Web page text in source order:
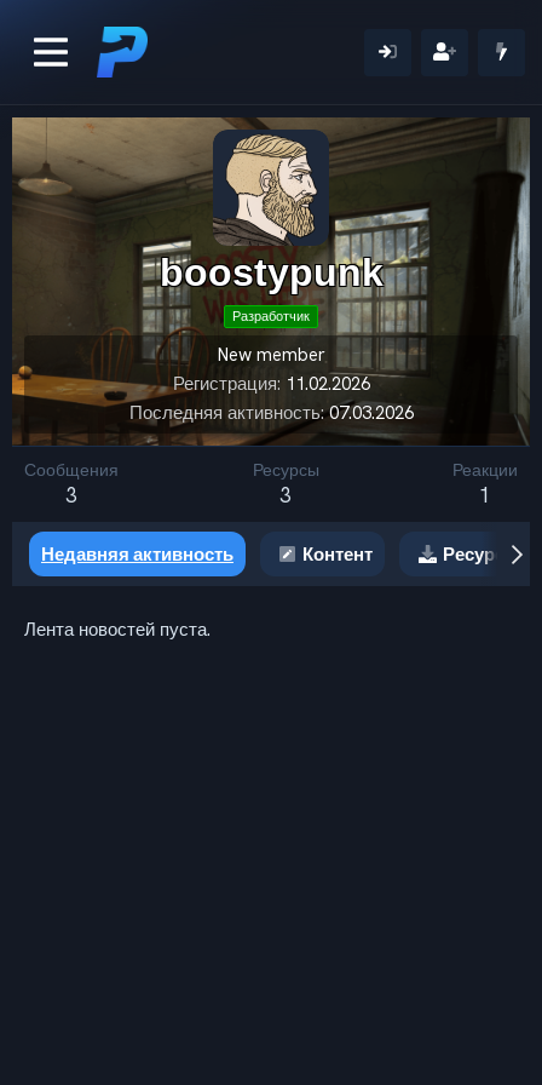
boostypunk
Разработчик
New member
Регистрация 11.02.2026
Последняя активность 07.03.2026
Сообщения
3
Ресурсы
3
Реакции
1
Недавняя активность Контент Ресурсы
Лента новостей пуста.